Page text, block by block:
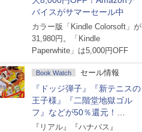
バイスがサマーセール中
カラー版「Kindle Colorsoft」が
31,980円。「Kindle
Paperwhite」は5,000円OFF
Book Watch セール情報
『ドッジ弾子』『新テニスの
王子様』『二階堂地獄ゴル
フ』などが50％還元！
Amazonマンガ週末セール
『リアル』『ハナバス』